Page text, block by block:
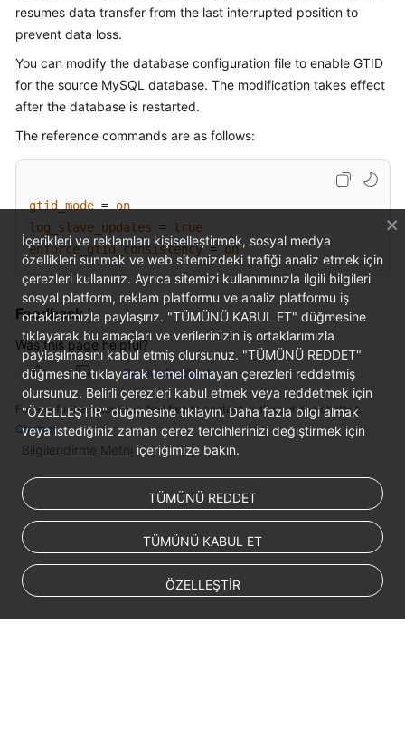
Guide
Practices
Security
White
Reference
SDK
Reference
FAQs
Troubleshooting
Videos
More
General
resumes data transfer from the last interrupted position to
prevent data loss.
You can modify the database configuration file to enable GTID
for the source MySQL database. The modification takes effect
after the database is restarted.
The reference commands are as follows:
gtid_mode = on
log_slave_updates = true
enforce_gtid_consistency = on
Feedback
Was this page helpful?
Provide feedback
For any further questions, feel free to contact us through the chatbot.
Chatbot
İçerikleri ve reklamları kişiselleştirmek, sosyal medya
özellikleri sunmak ve web sitemizdeki trafiği analiz etmek için
çerezleri kullanırız. Ayrıca sitemizi kullanımınızla ilgili bilgileri
sosyal platform, reklam platformu ve analiz platformu iş
ortaklarımızla paylaşırız. "TÜMÜNÜ KABUL ET" düğmesine
tıklayarak bu amaçları ve verilerinizin iş ortaklarımızla
paylaşılmasını kabul etmiş olursunuz. "TÜMÜNÜ REDDET"
düğmesine tıklayarak temel olmayan çerezleri reddetmiş
olursunuz. Belirli çerezleri kabul etmek veya reddetmek için
"ÖZELLEŞTİR" düğmesine tıklayın. Daha fazla bilgi almak
veya istediğiniz zaman çerez tercihlerinizi değiştirmek için
Bilgilendirme Metni içeriğimize bakın.
TÜMÜNÜ REDDET
TÜMÜNÜ KABUL ET
ÖZELLEŞTİR